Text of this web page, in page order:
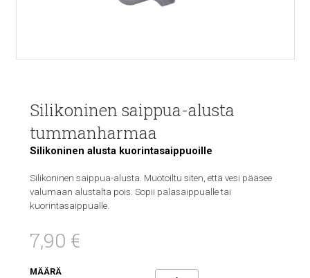
Silikoninen saippua-alusta
tummanharmaa
Silikoninen alusta kuorintasaippuoille
Silikoninen saippua-alusta. Muotoiltu siten, että vesi pääsee
valumaan alustalta pois. Sopii palasaippualle tai
kuorintasaippualle.
7,90 €
MÄÄRÄ